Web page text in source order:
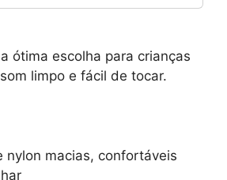
ótima escolha para crianças
limpo e fácil de tocar.
nylon macias, confortáveis